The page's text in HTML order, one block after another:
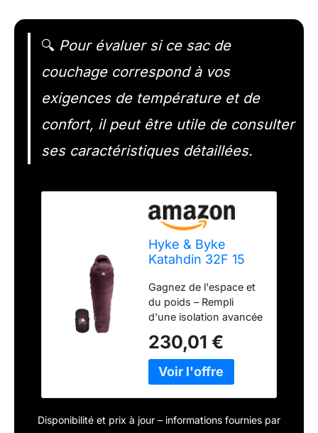
🔍 Pour évaluer si ce sac de
couchage correspond à vos
exigences de température et de
confort, il peut être utile de consulter
ses caractéristiques détaillées.
Hyke & Byke
Katahdin 32F 15
Sac de couchage
hydrophobe avec
synthétique
avancé ultra léger
4 saisons pour
homme et femme
Sac sarcophage
Gagnez de l'espace et
du poids – Rempli
d'une isolation avancée
ClusterLoft 625 Fill
Power, ce sac à 32
degrés est super léger,
Fill Power mais a une
230,01 €
Disponibilité et prix à jour – informations fournies par